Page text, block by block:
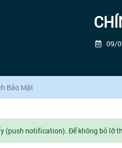
09/
Bảo Mật
(push notification). Để không bỏ lỡ